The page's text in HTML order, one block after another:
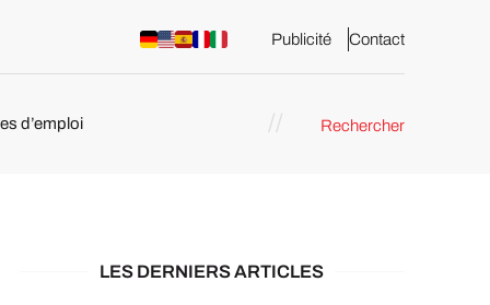
Publicité Contact
d’emploi Rechercher
LES DERNIERS ARTICLES